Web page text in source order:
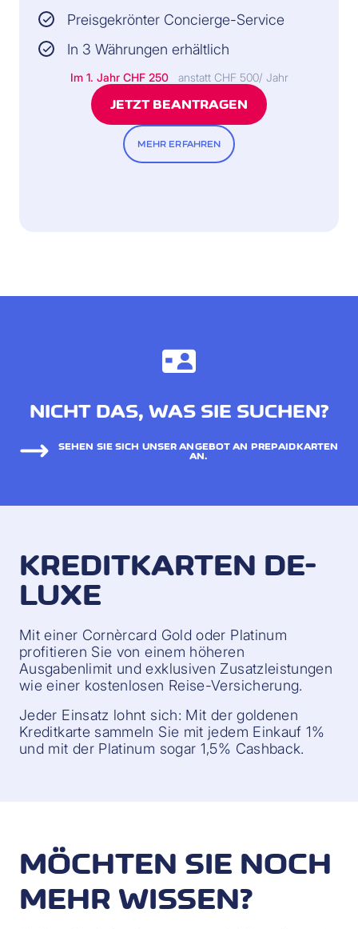
Preisgekrönter Concierge-Service
In 3 Währungen erhältlich
Im 1. Jahr CHF 250 anstatt CHF 500/ Jahr
JETZT BEANTRAGEN
MEHR ERFAHREN
NICHT DAS, WAS SIE SUCHEN?
SEHEN SIE SICH UNSER ANGEBOT AN PREPAIDKARTEN
AN.
KREDITKARTEN DE-
LUXE
Mit einer Cornèrcard Gold oder Platinum
profitieren Sie von einem höheren
Ausgabenlimit und exklusiven Zusatzleistungen
wie einer kostenlosen Reise-Versicherung.
Jeder Einsatz lohnt sich: Mit der goldenen
Kreditkarte sammeln Sie mit jedem Einkauf 1%
und mit der Platinum sogar 1,5% Cashback.
MÖCHTEN SIE NOCH
MEHR WISSEN?